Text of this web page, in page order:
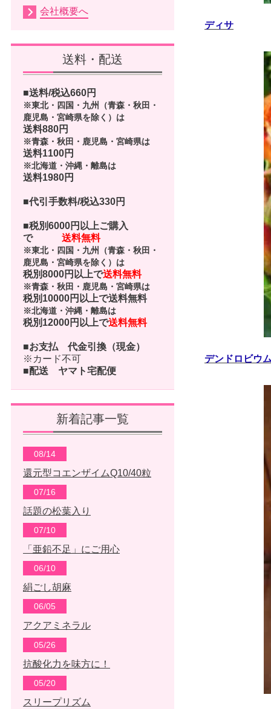
ディサ
デンドロビウ
会社概要へ
送料・配送
■送料/税込660円
※東北・四国・九州（青森・秋田・
鹿児島・宮崎県を除く）は
送料880円
※青森・秋田・鹿児島・宮崎県は
送料1100円
※北海道・沖縄・離島は
送料1980円
■代引手数料/税込330円
■税別6000円以上ご購入
で 送料無料
※東北・四国・九州（青森・秋田・
鹿児島・宮崎県を除く）は
税別8000円以上で送料無料
※青森・秋田・鹿児島・宮崎県は
税別10000円以上で送料無料
※北海道・沖縄・離島は
税別12000円以上で送料無料
■お支払 代金引換（現金）
※カード不可
■配送 ヤマト宅配便
新着記事一覧
08/14
還元型コエンザイムQ10/40粒
07/16
話題の松葉入り
07/10
「亜鉛不足」にご用心
06/10
絹ごし胡麻
06/05
アクアミネラル
05/26
抗酸化力を味方に！
05/20
スリープリズム